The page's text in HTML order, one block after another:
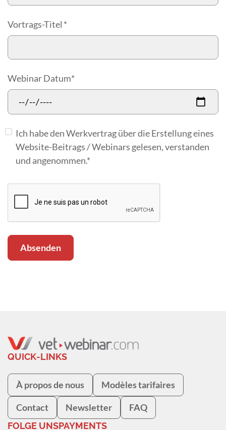
Vortrags-Titel *
Webinar Datum*
Ich habe den Werkvertrag über die Erstellung eines
Website-Beitrags / Webinars gelesen, ‎‏verstanden
und angenommen.*
QUICK-LINKS
À propos de nous Modèles tarifaires
Contact Newsletter FAQ
FOLGE UNSPAYMENTS